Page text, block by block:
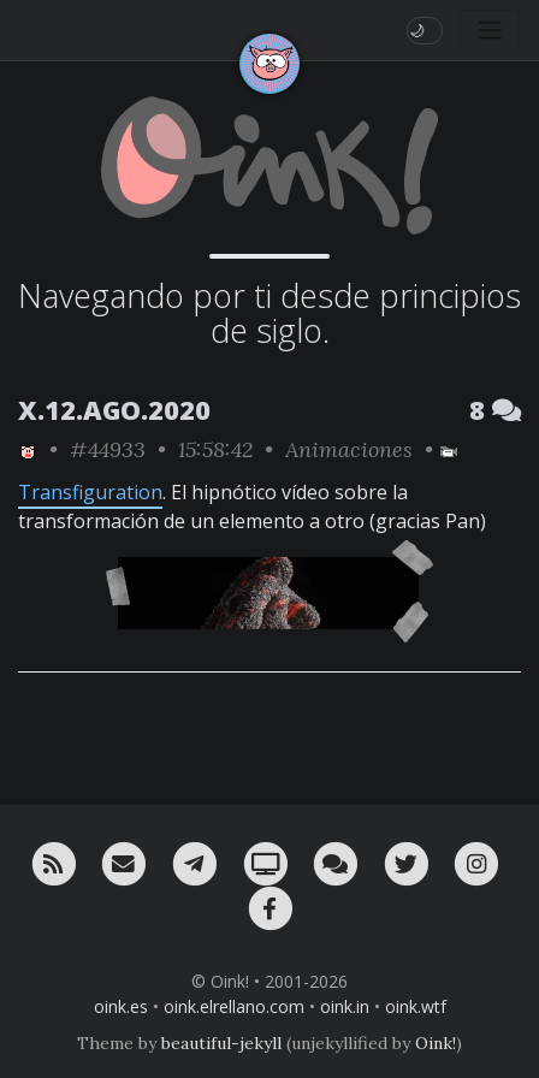
🌙
Navegando por ti desde principios
de siglo.
X.12.AGO.2020 8
• #44933 • 15:58:42 • Animaciones •
Transfiguration. El hipnótico vídeo sobre la
transformación de un elemento a otro (gracias Pan)
RSS ¡Mándame un email!¡Nuestro canal en Telegram!
Oink! TV Charla con nosotros
Twitter
© Oink! • 2001-2026
oink.es • oink.elrellano.com • oink.in • oink.wtf
Theme bybeautiful-jekyll (unjekyllified byOink!)